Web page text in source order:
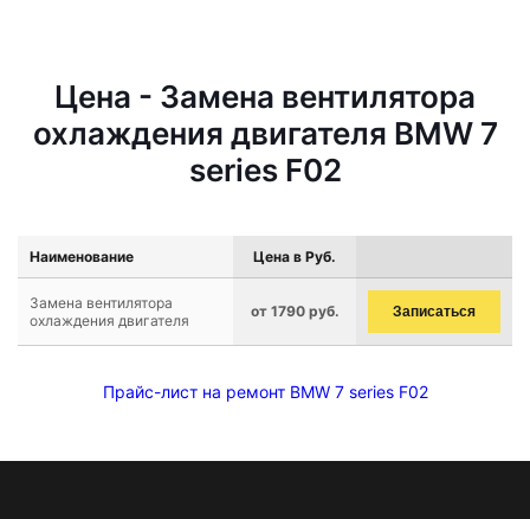
Цена - Замена вентилятора
охлаждения двигателя BMW 7
series F02
Наименование Цена в Руб.
Замена вентилятора
охлаждения двигателя
от 1790 руб. Записаться
Прайс-лист на ремонт BMW 7 series F02